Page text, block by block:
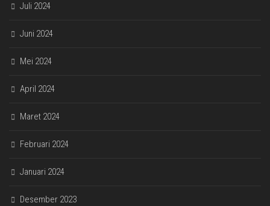
Juli 2024
Juni 2024
Mei 2024
April 2024
Maret 2024
Februari 2024
Januari 2024
Desember 2023